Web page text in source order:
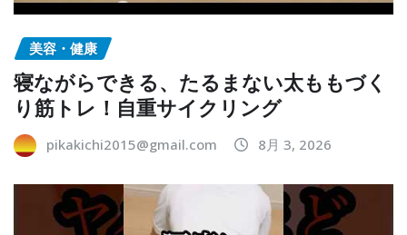
美容・健康
寝ながらできる、たるまない太ももづく
り筋トレ！自重サイクリング
pikakichi2015@gmail.com 8月 3, 2026